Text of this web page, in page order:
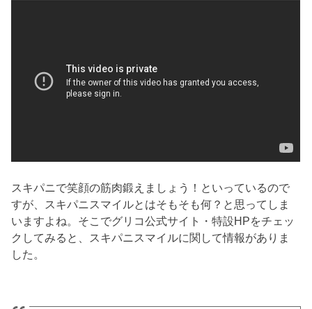
スキパニで笑顔の筋肉鍛えましょう！といっているので
すが、スキパニスマイルとはそもそも何？と思ってしま
いますよね。そこでグリコ公式サイト・特設HPをチェッ
クしてみると、スキパニスマイルに関して情報がありま
した。